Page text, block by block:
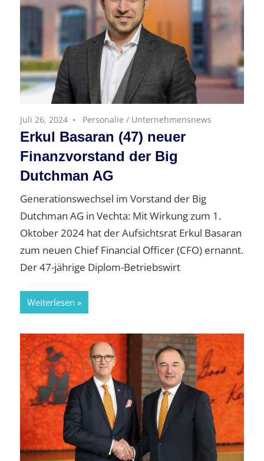
Juli 26, 2024 Personalie / Unternehmensnews
Erkul Basaran (47) neuer
Finanzvorstand der Big
Dutchman AG
Generationswechsel im Vorstand der Big
Dutchman AG in Vechta: Mit Wirkung zum 1.
Oktober 2024 hat der Aufsichtsrat Erkul Basaran
zum neuen Chief Financial Officer (CFO) ernannt.
Der 47-jährige Diplom-Betriebswirt
Weiterlesen